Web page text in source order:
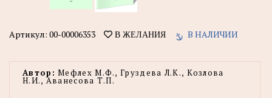
Артикул: 00-00006353 В ЖЕЛАНИЯ В НАЛИЧИИ
Автор: Мефлех М.Ф., Груздева Л.К., Козлова
Н.И., Аванесова Т.П.